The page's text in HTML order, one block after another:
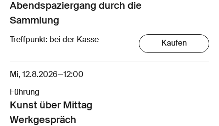
Abendspaziergang durch die
Sammlung
Treffpunkt: bei der Kasse Kaufen
Mi, 12.8.2026—12:00
Führung
Kunst über Mittag
Werkgespräch